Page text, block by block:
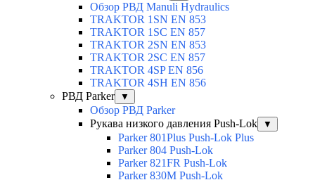
Обзор РВД Manuli Hydraulics
TRAKTOR 1SN EN 853
TRAKTOR 1SС EN 857
TRAKTOR 2SN EN 853
TRAKTOR 2SС EN 857
TRAKTOR 4SP EN 856
TRAKTOR 4SH EN 856
РВД Parker
▼
Обзор РВД Parker
Рукава низкого давления Push-Lok
▼
Parker 801Plus Push-Lok Plus
Parker 804 Push-Lok
Parker 821FR Push-Lok
Parker 830M Push-Lok